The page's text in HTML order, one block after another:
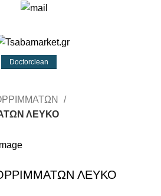
Doctorclean
ΛΕΥΚΟ
ΛΕΥΚΟ